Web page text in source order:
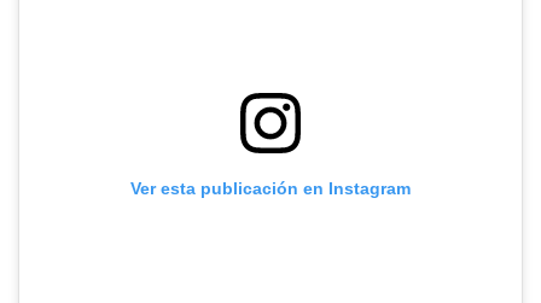
Ver esta publicación en Instagram